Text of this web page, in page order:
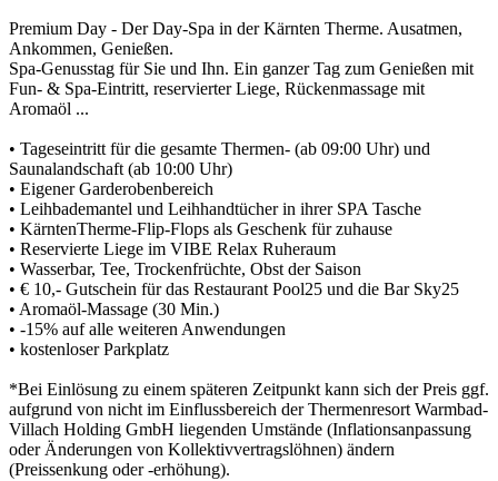
Premium Day - Der Day-Spa in der Kärnten Therme. Ausatmen,
Ankommen, Genießen.
Spa-Genusstag für Sie und Ihn. Ein ganzer Tag zum Genießen mit
Fun- & Spa-Eintritt, reservierter Liege, Rückenmassage mit
Aromaöl ...
• Tageseintritt für die gesamte Thermen- (ab 09:00 Uhr) und
Saunalandschaft (ab 10:00 Uhr)
• Eigener Garderobenbereich
• Leihbademantel und Leihhandtücher in ihrer SPA Tasche
• KärntenTherme-Flip-Flops als Geschenk für zuhause
• Reservierte Liege im VIBE Relax Ruheraum
• Wasserbar, Tee, Trockenfrüchte, Obst der Saison
• € 10,- Gutschein für das Restaurant Pool25 und die Bar Sky25
• Aromaöl-Massage (30 Min.)
• -15% auf alle weiteren Anwendungen
• kostenloser Parkplatz
*Bei Einlösung zu einem späteren Zeitpunkt kann sich der Preis ggf.
aufgrund von nicht im Einflussbereich der Thermenresort Warmbad-
Villach Holding GmbH liegenden Umstände (Inflationsanpassung
oder Änderungen von Kollektivvertragslöhnen) ändern
(Preissenkung oder -erhöhung).